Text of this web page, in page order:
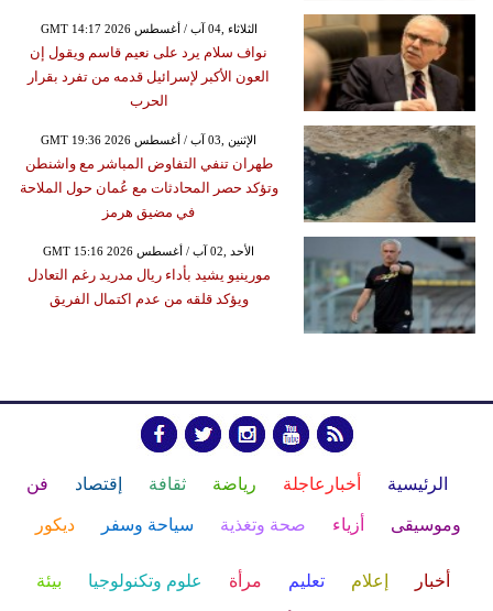
GMT 14:17 2026 الثلاثاء ,04 آب / أغسطس
نواف سلام يرد على نعيم قاسم ويقول إن
العون الأكبر لإسرائيل قدمه من تفرد بقرار
الحرب
GMT 19:36 2026 الإثنين ,03 آب / أغسطس
طهران تنفي التفاوض المباشر مع واشنطن
وتؤكد حصر المحادثات مع عُمان حول الملاحة
في مضيق هرمز
GMT 15:16 2026 الأحد ,02 آب / أغسطس
مورينيو يشيد بأداء ريال مدريد رغم التعادل
ويؤكد قلقه من عدم اكتمال الفريق
الرئيسية أخبارعاجلة رياضة ثقافة إقتصاد فن
وموسيقى أزياء صحة وتغذية سياحة وسفر ديكور
أخبار إعلام تعليم مرأة علوم وتكنولوجيا بيئة